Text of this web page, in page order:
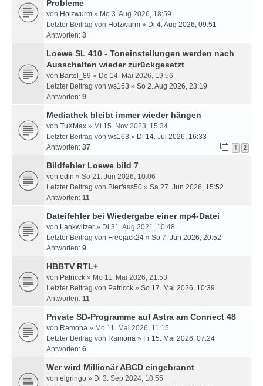
Probleme
von Holzwurm » Mo 3. Aug 2026, 18:59
Letzter Beitrag von Holzwurm » Di 4. Aug 2026, 09:51
Antworten: 3
Loewe SL 410 - Toneinstellungen werden nach
Ausschalten wieder zurückgesetzt
von Bartel_89 » Do 14. Mai 2026, 19:56
Letzter Beitrag von ws163 » So 2. Aug 2026, 23:19
Antworten: 9
Mediathek bleibt immer wieder hängen
von TuXMax » Mi 15. Nov 2023, 15:34
Letzter Beitrag von ws163 » Di 14. Jul 2026, 16:33
Antworten: 37 1 2
Bildfehler Loewe bild 7
von edin » So 21. Jun 2026, 10:06
Letzter Beitrag von Bierfass50 » Sa 27. Jun 2026, 15:52
Antworten: 11
Dateifehler bei Wiedergabe einer mp4-Datei
von Lankwitzer » Di 31. Aug 2021, 10:48
Letzter Beitrag von Freejack24 » So 7. Jun 2026, 20:52
Antworten: 9
HBBTV RTL+
von Patricck » Mo 11. Mai 2026, 21:53
Letzter Beitrag von Patricck » So 17. Mai 2026, 10:39
Antworten: 11
Private SD-Programme auf Astra am Connect 48
von Ramona » Mo 11. Mai 2026, 11:15
Letzter Beitrag von Ramona » Fr 15. Mai 2026, 07:24
Antworten: 6
Wer wird Millionär ABCD eingebrannt
von elgringo » Di 3. Sep 2024, 10:55